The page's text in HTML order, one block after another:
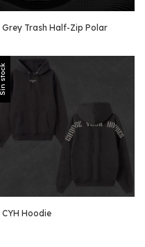
Grey Trash Half-Zip Polar
Sin stock
CYH Hoodie